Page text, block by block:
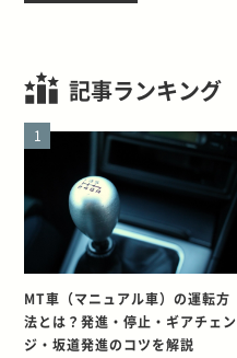
記事ランキング
1
MT車（マニュアル車）の運転方
法とは？発進・停止・ギアチェン
ジ・坂道発進のコツを解説